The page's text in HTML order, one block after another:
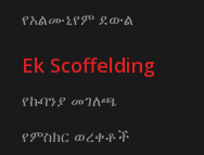
የአልሙኒየም ደውል
Ek Scoffelding
የኩባንያ መገለጫ
የምስክር ወረቀቶች